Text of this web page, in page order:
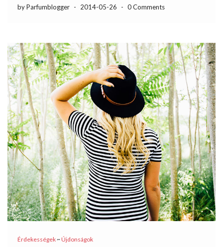
by Parfumblogger - 2014-05-26 - 0 Comments
Érdekességek~Újdonságok